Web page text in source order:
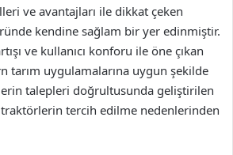
ve avantajları ile dikkat çeken
kendine sağlam bir yer edinmiştir.
ve kullanıcı konforu ile öne çıkan
tarım uygulamalarına uygun şekilde
talepleri doğrultusunda geliştirilen
tercih edilme nedenlerinden